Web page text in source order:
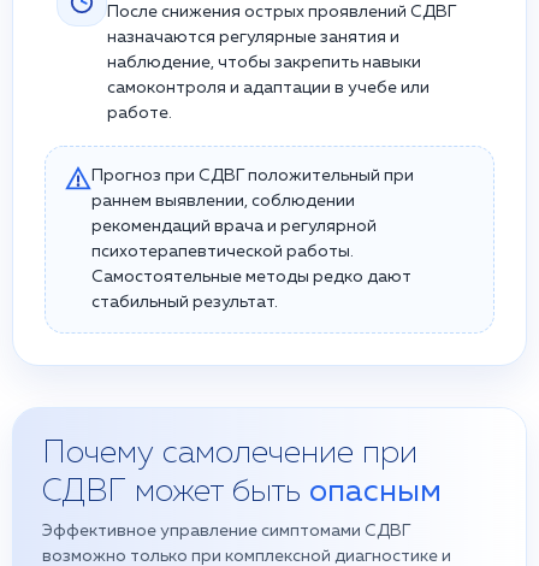
После снижения острых проявлений СДВГ
назначаются регулярные занятия и
наблюдение, чтобы закрепить навыки
самоконтроля и адаптации в учебе или
работе.
Прогноз при СДВГ положительный при
раннем выявлении, соблюдении
рекомендаций врача и регулярной
психотерапевтической работы.
Самостоятельные методы редко дают
стабильный результат.
Почему самолечение при
СДВГ может быть опасным
Эффективное управление симптомами СДВГ
возможно только при комплексной диагностике и